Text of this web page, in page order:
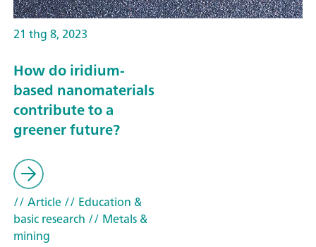
21 thg 8, 2023
How do iridium-
based nanomaterials
contribute to a
greener future?
// Article// Education &
basic research // Metals &
mining